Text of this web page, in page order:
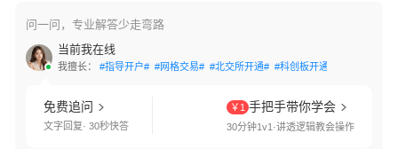
问一问，专业解答少走弯路
当前我在线
我擅长： #指导开户# #网格交易# #北交所开通# #科创板开通#
免费追问
文字回复· 30秒快答
￥1 手把手带你学会
30分钟1v1·讲透逻辑教会操作